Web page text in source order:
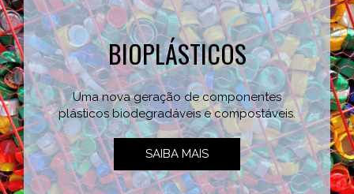
BIOPLÁSTICOS
Uma nova geração de componentes
plásticos biodegradáveis e compostáveis.
SAIBA MAIS